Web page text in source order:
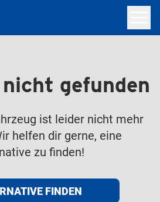
gefunden
ist leider nicht mehr
helfen dir gerne, eine
zu finden!
FINDEN